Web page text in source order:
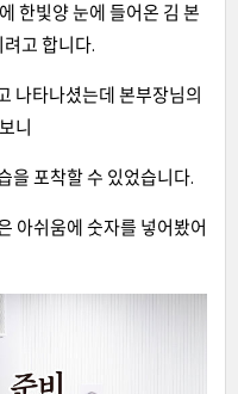
한빛양 눈에 들어온 김 본
고 합니다.
나타나셨는데 본부장님의
니
을 포착할 수 있었습니다.
아쉬움에 숫자를 넣어봤어